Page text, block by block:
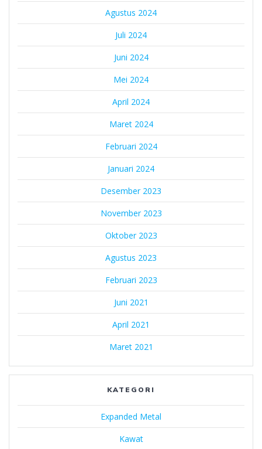
Agustus 2024
Juli 2024
Juni 2024
Mei 2024
April 2024
Maret 2024
Februari 2024
Januari 2024
Desember 2023
November 2023
Oktober 2023
Agustus 2023
Februari 2023
Juni 2021
April 2021
Maret 2021
KATEGORI
Expanded Metal
Kawat